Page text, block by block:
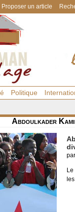
Proposer un article
Politique
Abdoulkader